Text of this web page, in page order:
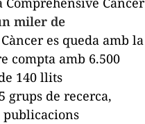
miler de
es queda amb la
compta amb 6.500
140 llits
grups de recerca,
publicacions